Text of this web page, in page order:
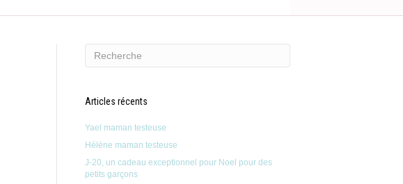
Articles récents
Yael maman testeuse
Hélène maman testeuse
J-20, un cadeau exceptionnel pour Noel pour des
petits garçons